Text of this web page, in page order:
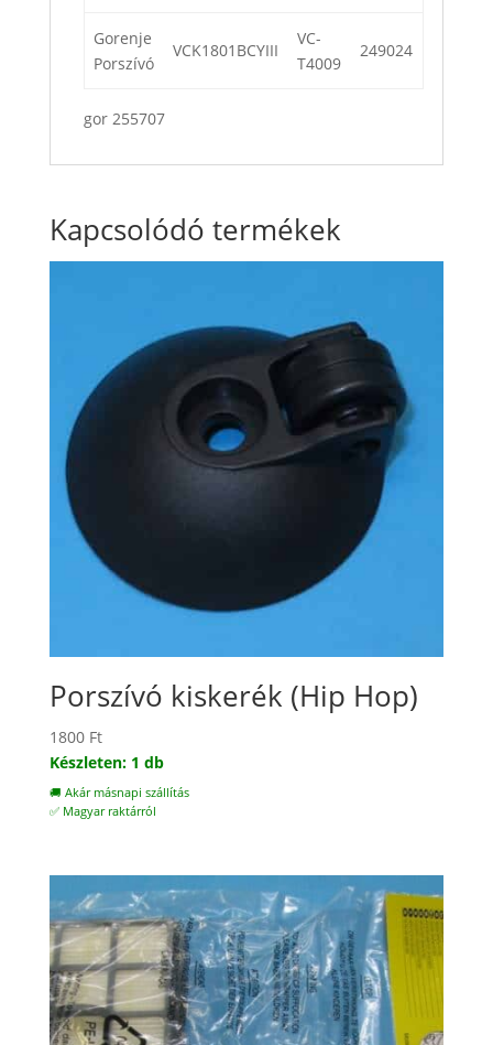
Gorenje
Porszívó
VCK1801BCYIII
VC-
T4009
249024
gor 255707
Kapcsolódó termékek
Porszívó kiskerék (Hip Hop)
1800 Ft
Készleten: 1 db
🚚 Akár másnapi szállítás
✅ Magyar raktárról